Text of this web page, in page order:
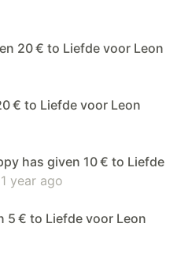
20 € to Liefde voor Leon
€ to Liefde voor Leon
has given 10 € to Liefde
year ago
5 € to Liefde voor Leon